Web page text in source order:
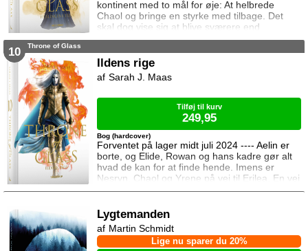
kontinent med to mål for øje: At helbrede
Chaol og bringe en styrke med tilbage. Det
skal dog vise sig at blive sværere end
forventet, for khaganen, det sydlige kontinents
træffe en beslutning her og nu. Da en healer
bliver myrdet under mystiske omstændigheder,
frygter Chaol og Nesryn at Valkerne er fulgt
10 Throne of Glass
Ildens rige
Forventet på lager midt juli 2024 ---- Aelin er
borte, og Elide, Rowan og hans kadre gør alt
hvad de kan for at finde hende. Imens er
Nesryn, Chaol og Yrene på vej til Erilea. En vej
der fører dem forbi Chaols barndomshjem
kæmper Aedion mod Erawans fremrykkende
styrker og sin vrede over den aftale Aelin og
Lysandra har indgået. Og Dorian og Manon
må vælge om de vil lede efte
Bog (hardcover)
Sarah J. Maas
Tilføj til kurv
249,95
Lygtemanden
Lige nu sparer du 20%
Martin Schmidt